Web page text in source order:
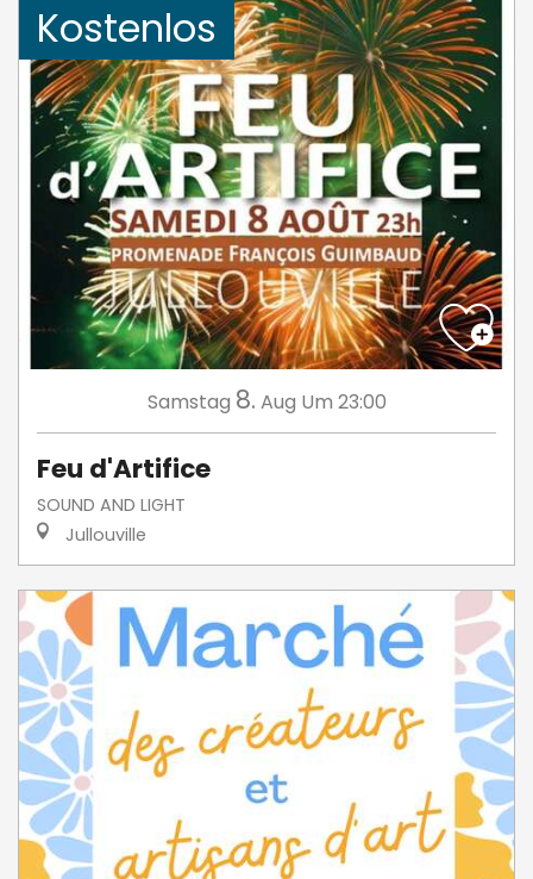
Kostenlos
Samstag 8. Aug Um 23:00
Feu d'Artifice
SOUND AND LIGHT
Jullouville